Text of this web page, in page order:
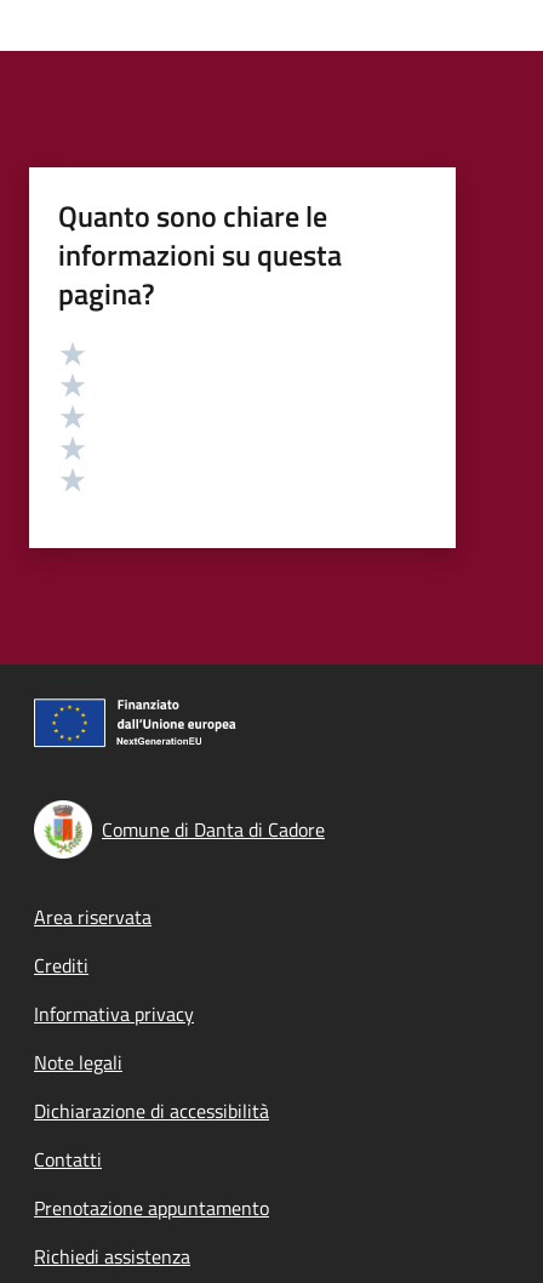
Quanto sono chiare le
informazioni su questa
pagina?
Valutazione
Comune di Danta di Cadore
Footer menu
Area riservata
Crediti
Informativa privacy
Note legali
Dichiarazione di accessibilità
Contatti
Prenotazione appuntamento
Richiedi assistenza